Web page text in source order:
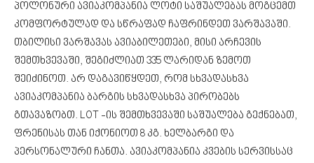
პოლონური ავიაკომპანია ლოტი საშუალებას მოგცემთ
კომფორტულად და სწრაფად ჩაფრინდეთ ვარშავაში.
თბილისი ვარშავას ავიაბილეთები, მისი არჩევის
შემთხვევაში, შეგიძლიათ 335 ლარიდან ზემოთ
შეიძინოთ. არ დაგავიწყდეთ, რომ სხვადასხვა
ავიაკომპანია ბარგის სხვადასხვა პირობებს
გთავაზობთ. LOT -ის შემთხვევაში საშუალება გექნებათ,
ფრენისას თან იქონიოთ 8 კგ. ხელბარგი და
პერსონალური ჩანთა. ავიაკომპანია კვების სერვისსაც